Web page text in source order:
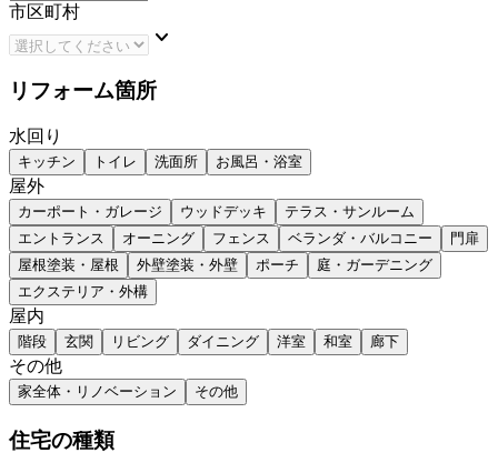
市区町村
keyboard_arrow_down
リフォーム箇所
水回り
キッチン トイレ 洗面所 お風呂・浴室
屋外
カーポート・ガレージ ウッドデッキ
テラス・サンルーム
エントランス
オーニング フェンス ベランダ・バルコニー
門扉
屋根塗装・屋根
外壁塗装・外壁 ポーチ
庭・ガーデニング
エクステリア・外構
屋内
階段 玄関 リビング ダイニング 洋室 和室 廊下
その他
家全体・リノベーション その他
住宅の種類